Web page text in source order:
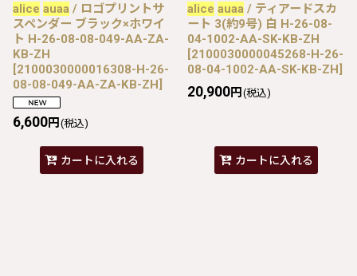
alice auaa / ロゴプリントサ
スペンダー ブラック×ホワイ
ト H-26-08-08-049-AA-ZA-
KB-ZH
[2100030000016308-H-26-
08-08-049-AA-ZA-KB-ZH]
6,600円 (税込)
カートに入れる
alice auaa / ティアードスカ
ート 3(約9号) 白 H-26-08-
04-1002-AA-SK-KB-ZH
[2100030000045268-H-26-
08-04-1002-AA-SK-KB-ZH]
20,900円 (税込)
カートに入れる